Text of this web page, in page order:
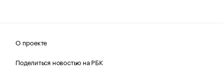
О проекте
Поделиться новостью на РБК